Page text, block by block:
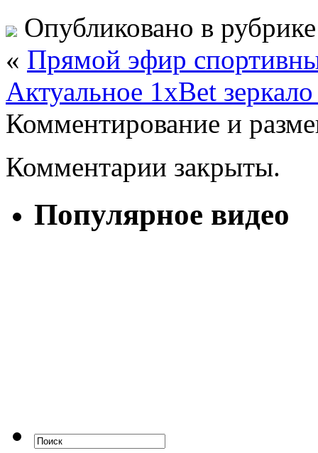
Опубликовано в
« Прямой эфир
Актуальное 1xBet
Комментирование и
Комментарии закрыты.
Популярное видео